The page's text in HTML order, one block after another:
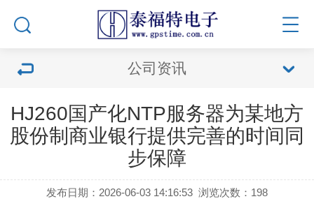
公司资讯
HJ260国产化NTP服务器为某地方
股份制商业银行提供完善的时间同
步保障
发布日期：2026-06-03 14:16:53 浏览次数： 198